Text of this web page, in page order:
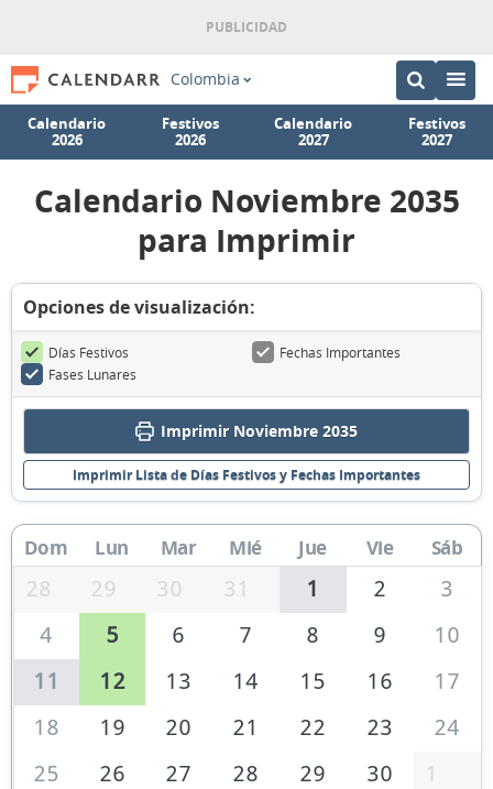
Colombia
Calendario
2026
Festivos
2026
Calendario
2027
Festivos
2027
Calendario Noviembre 2035
para Imprimir
Opciones de visualización:
Días Festivos
Fechas Importantes
Fases Lunares
Imprimir Noviembre 2035
Imprimir Lista de Días Festivos y Fechas Importantes
Dom Lun Mar Mié Jue Vie Sáb
28 29 30 31 1 2
3
4
5 6 7 8 9
10
11
12 13 14 15 16
17
18
19 20 21 22 23
24
25
26 27 28 29 30 1